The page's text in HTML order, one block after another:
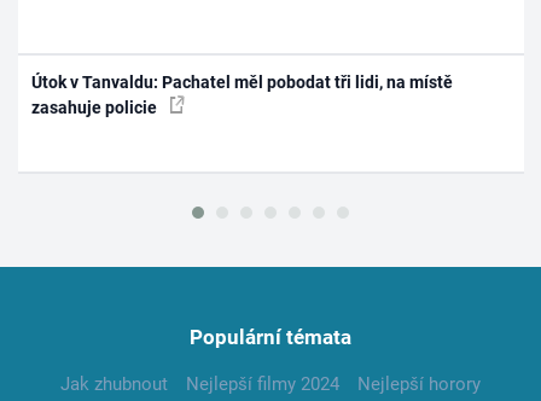
Útok v Tanvaldu: Pachatel měl pobodat tři lidi, na místě
zasahuje policie
Populární témata
Jak zhubnout Nejlepší filmy 2024
Nejlepší horory